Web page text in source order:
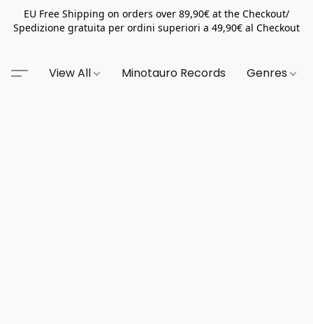
EU Free Shipping on orders over 89,90€ at the Checkout/
Spedizione gratuita per ordini superiori a 49,90€ al Checkout
View All Minotauro Records Genres